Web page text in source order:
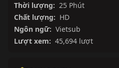
Thời lượng: 25 Phút
Chất lượng: HD
Ngôn ngữ: Vietsub
Lượt xem: 45,694 lượt